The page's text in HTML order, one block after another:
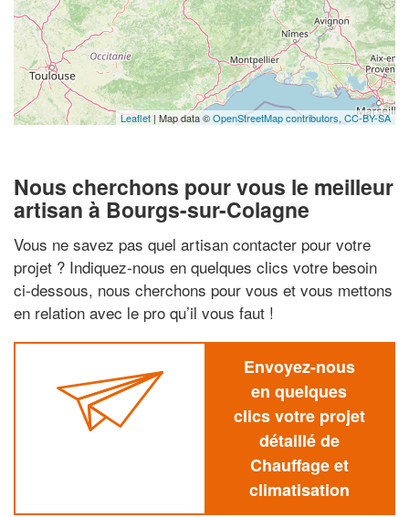
Leaflet| Map data ©OpenStreetMap contributors, CC-BY-SA
Nous cherchons pour vous le meilleur
artisan à Bourgs-sur-Colagne
Vous ne savez pas quel artisan contacter pour votre
projet ? Indiquez-nous en quelques clics votre besoin
ci-dessous, nous cherchons pour vous et vous mettons
en relation avec le pro qu’il vous faut !
Envoyez-nous
en quelques
clics votre projet
détaillé de
Chauffage et
climatisation